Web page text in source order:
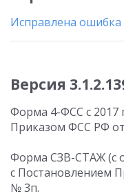
Исправлена ошибка
Версия
Форма 4-ФСС с 2017
Приказом ФСС РФ
Форма СЗВ-СТАЖ (с
с Постановлением
№ 3п.